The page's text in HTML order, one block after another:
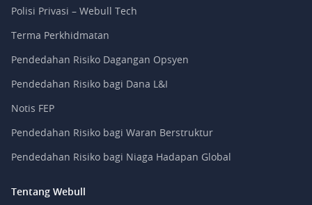
Polisi Privasi – Webull Tech
Terma Perkhidmatan
Pendedahan Risiko Dagangan Opsyen
Pendedahan Risiko bagi Dana L&I
Notis FEP
Pendedahan Risiko bagi Waran Berstruktur
Pendedahan Risiko bagi Niaga Hadapan Global
Tentang Webull